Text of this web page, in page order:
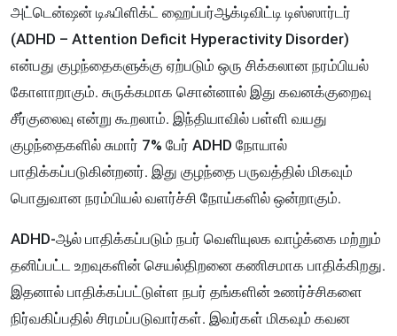
அட்டென்ஷன் டிஃபிளிக்ட் ஹைப்பர்ஆக்டிவிட்டி டிஸ்ஸார்டர்
(ADHD – Attention Deficit Hyperactivity Disorder)
என்பது குழந்தைகளுக்கு ஏற்படும் ஒரு சிக்கலான நரம்பியல்
கோளாறாகும். சுருக்கமாக சொன்னால் இது கவனக்குறைவு
சீர்குலைவு என்று கூறலாம். இந்தியாவில் பள்ளி வயது
குழந்தைகளில் சுமார் 7% பேர் ADHD நோயால்
பாதிக்கப்படுகின்றனர். இது குழந்தை பருவத்தில் மிகவும்
பொதுவான நரம்பியல் வளர்ச்சி நோய்களில் ஒன்றாகும்.
ADHD-ஆல் பாதிக்கப்படும் நபர் வெளியுலக வாழ்க்கை மற்றும்
தனிப்பட்ட உறவுகளின் செயல்திறனை கணிசமாக பாதிக்கிறது.
இதனால் பாதிக்கப்பட்டுள்ள நபர் தங்களின் உணர்ச்சிகளை
நிர்வகிப்பதில் சிரமப்படுவார்கள். இவர்கள் மிகவும் கவன